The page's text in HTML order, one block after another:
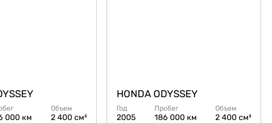
000 км
Объем
2 400 см³
HONDA ODYSSEY
Год
2005
Пробег
186 000 км
Объем
2 400 см³